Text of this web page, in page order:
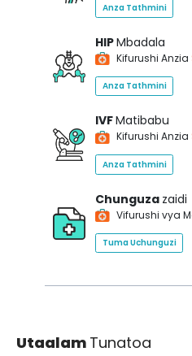
Anza Tathmini
HIPMbadala
Kifurushi Anzia
Anza Tathmini
IVFMatibabu
Kifurushi Anzia
Anza Tathmini
Chunguza zaidi
Vifurushi vya
Tuma Uchunguzi
Utaalam Tunatoa